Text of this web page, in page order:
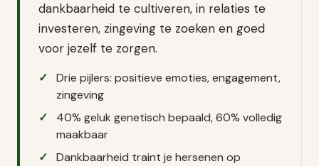
dankbaarheid te cultiveren, in relaties te
investeren, zingeving te zoeken en goed
voor jezelf te zorgen.
Drie pijlers: positieve emoties, engagement,
zingeving
40% geluk genetisch bepaald, 60% volledig
maakbaar
Dankbaarheid traint je hersenen op